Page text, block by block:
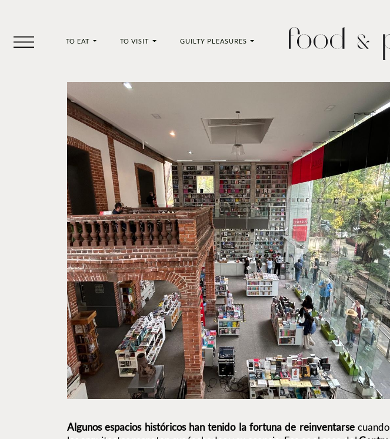
TO EAT TO VISIT GUILTY PLEASURES
Algunos espacios históricos han tenido la fortuna de reinventarsecuando